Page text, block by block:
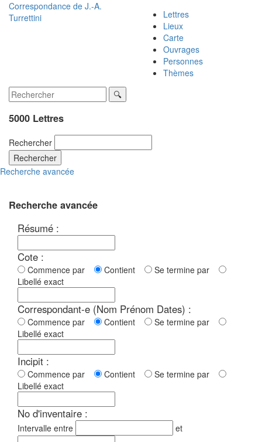
Correspondance de J.-A.
Turrettini
Lettres
Lieux
Carte
Ouvrages
Personnes
Thèmes
5000 Lettres
Rechercher
Rechercher
Recherche avancée
Recherche avancée
Résumé :
Cote :
Commence par Contient
Se termine par
Libellé exact
Correspondant-e (Nom Prénom Dates) :
Commence par Contient
Se termine par
Libellé exact
Incipit :
Commence par Contient
Se termine par
Libellé exact
No d'inventaire :
Intervalle entre et